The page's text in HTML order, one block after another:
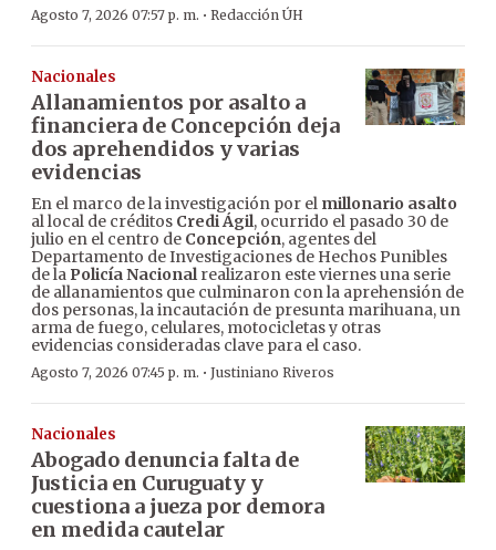
Agosto 7, 2026 07:57 p. m. · Redacción ÚH
Nacionales
Allanamientos por asalto a
financiera de Concepción deja
dos aprehendidos y varias
evidencias
En el marco de la investigación por el millonario asalto
al local de créditos Credi Ágil, ocurrido el pasado 30 de
julio en el centro de Concepción, agentes del
Departamento de Investigaciones de Hechos Punibles
de la Policía Nacionalrealizaron este viernes una serie
de allanamientos que culminaron con la aprehensión de
dos personas, la incautación de presunta marihuana, un
arma de fuego, celulares, motocicletas y otras
evidencias consideradas clave para el caso.
Agosto 7, 2026 07:45 p. m. · Justiniano Riveros
Nacionales
Abogado denuncia falta de
Justicia en Curuguaty y
cuestiona a jueza por demora
en medida cautelar